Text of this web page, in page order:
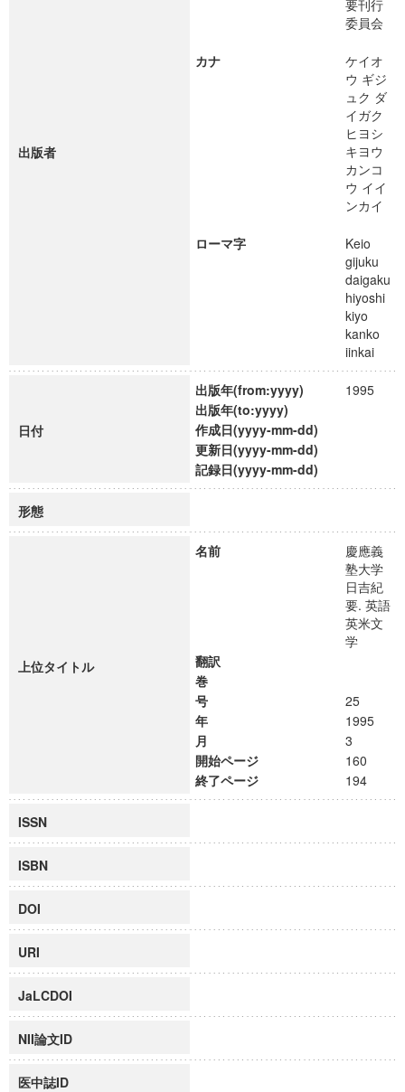
出版者
要刊行
委員会
カナ
ケイオ
ウ ギジ
ュク ダ
イガク
ヒヨシ
キヨウ
カンコ
ウ イイ
ンカイ
ローマ字
Keio
gijuku
daigaku
hiyoshi
kiyo
kanko
iinkai
日付
出版年(from:yyyy)
1995
出版年(to:yyyy)
作成日(yyyy-mm-dd)
更新日(yyyy-mm-dd)
記録日(yyyy-mm-dd)
形態
上位タイトル
名前
慶應義
塾大学
日吉紀
要. 英語
英米文
学
翻訳
巻
号
25
年
1995
月
3
開始ページ
160
終了ページ
194
ISSN
ISBN
DOI
URI
JaLCDOI
NII論文ID
医中誌ID